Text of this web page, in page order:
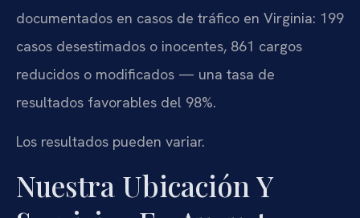
documentados en casos de tráfico en Virginia: 199
casos desestimados o inocentes, 861 cargos
reducidos o modificados — una tasa de
resultados favorables del 98%.
Los resultados pueden variar.
Nuestra Ubicación Y